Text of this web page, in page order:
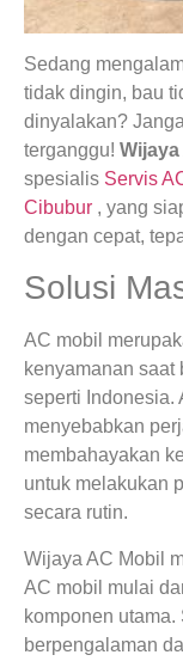
Sedang
tidak dingin, bau
dinyalakan?
terganggu! Wijaya
spesialis Servis
Cibubur , yang
dengan cepat,
Solusi
AC mobil
kenyamanan saat
seperti Indonesia.
menyebabkan
membahayakan
untuk melakukan
secara rutin.
Wijaya AC Mobil
AC mobil mulai
komponen
berpengalaman